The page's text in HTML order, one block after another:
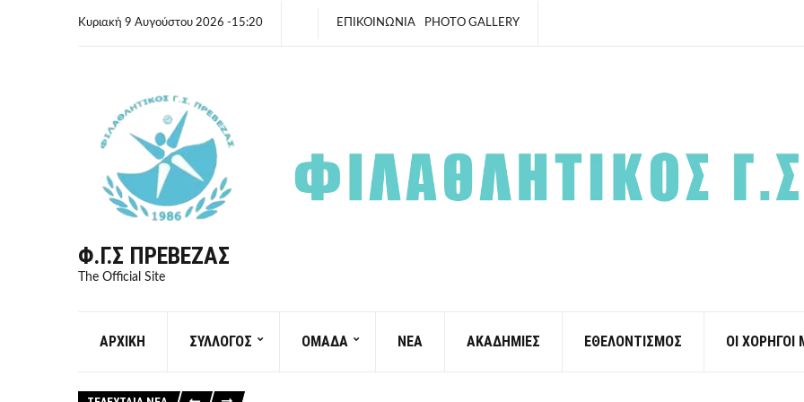
Κυριακή 9 Αυγούστου 2026 -15:20 ΕΠΙΚΟΙΝΩΝΙΑ PHOTO GALLERY
Φ.Γ.Σ ΠΡΈΒΕΖΑΣ
The Official Site
ΑΡΧΙΚΗ ΣΥΛΛΟΓΟΣ ΟΜΑΔΑ ΝΕΑ ΑΚΑΔΗΜΙΕΣ ΕΘΕΛΟΝΤΙΣΜΟΣ ΟΙ ΧΟΡΗΓΟΙ